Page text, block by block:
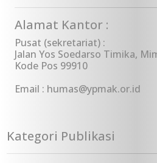
Alamat Kantor :
Pusat (sekretariat) :
Jalan Yos Soedarso Timika,
Kode Pos 99910
Email : humas@ypmak.or.id
Kategori Publikasi